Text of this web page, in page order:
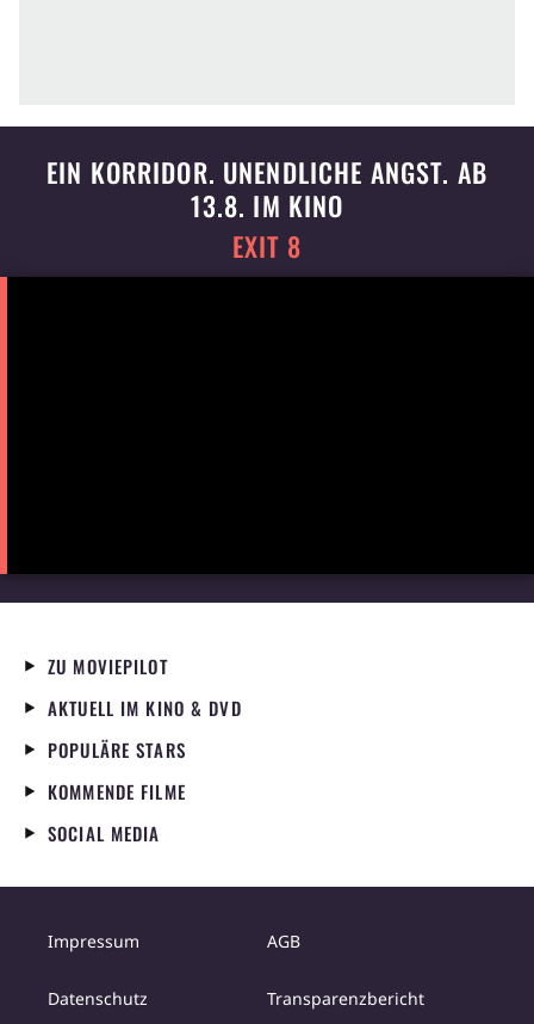
EIN KORRIDOR. UNENDLICHE ANGST. AB
13.8. IM KINO
EXIT 8
ZU MOVIEPILOT
AKTUELL IM KINO & DVD
POPULÄRE STARS
KOMMENDE FILME
SOCIAL MEDIA
Impressum AGB
Datenschutz Transparenzbericht